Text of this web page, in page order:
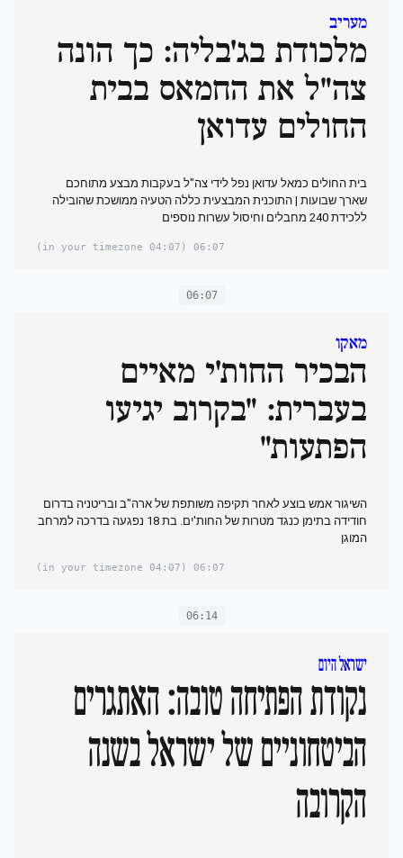
מעריב
מלכודת בג'בליה: כך הונה
צה"ל את החמאס בבית
החולים עדואן
בית החולים כמאל עדואן נפל לידי צה"ל בעקבות מבצע מתוחכם
שארך שבועות | התוכנית המבצעית כללה הטעיה ממושכת שהובילה
ללכידת 240 מחבלים וחיסול עשרות נוספים
06:07
(04:07 in your timezone)
06:07
מאקו
הבכיר החות'י מאיים
בעברית: "בקרוב יגיעו
הפתעות"
השיגור אמש בוצע לאחר תקיפה משותפת של ארה"ב ובריטניה בדרום
חודידה בתימן כנגד מטרות של החות'ים. בת 18 נפגעה בדרכה למרחב
המוגן
06:07
(04:07 in your timezone)
06:14
ישראל היום
נקודת הפתיחה טובה: האתגרים
הביטחוניים של ישראל בשנה
הקרובה